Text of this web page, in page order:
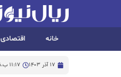
خانه اقتصادی
17 آذر 1403 11:17 ب.ظ